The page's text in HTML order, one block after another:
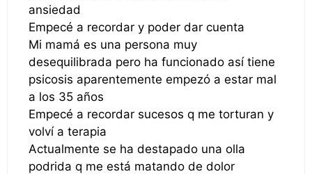
ansiedad
Empecé a recordar y poder dar cuenta
Mi mamá es una persona muy
desequilibrada pero ha funcionado así tiene
psicosis aparentemente empezó a estar mal
a los 35 años
Empecé a recordar sucesos q me torturan y
volví a terapia
Actualmente se ha destapado una olla
podrida q me está matando de dolor